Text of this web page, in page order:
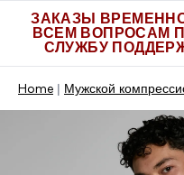
ЗАКАЗЫ
ВСЕМ ВОПРОСАМ
СЛУЖБУ
Home Мужской